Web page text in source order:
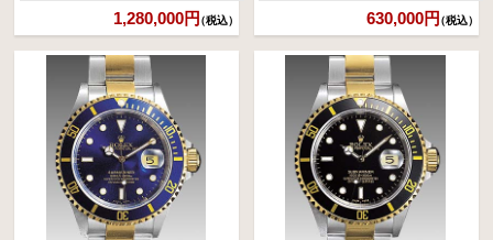
1,280,000円（税込） 630,000円（税込）